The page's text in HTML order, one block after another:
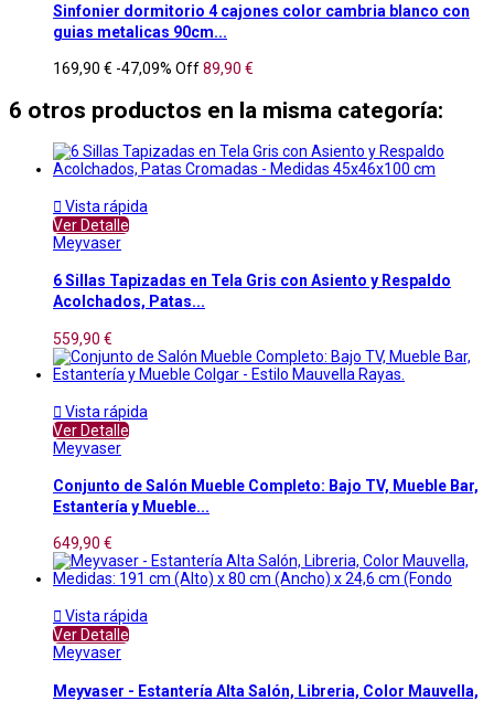
Sinfonier dormitorio 4 cajones color cambria blanco con
guias metalicas 90cm...
169,90 € -47,09% Off89,90 €
6 otros productos en la misma categoría:
 Vista rápida
Ver Detalle
Meyvaser
6 Sillas Tapizadas en Tela Gris con Asiento y Respaldo
Acolchados, Patas...
559,90 €
 Vista rápida
Ver Detalle
Meyvaser
Conjunto de Salón Mueble Completo: Bajo TV, Mueble Bar,
Estantería y Mueble...
649,90 €
 Vista rápida
Ver Detalle
Meyvaser
Meyvaser - Estantería Alta Salón, Libreria, Color Mauvella,